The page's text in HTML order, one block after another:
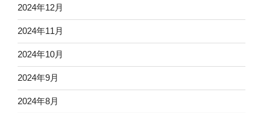
2024年12月
2024年11月
2024年10月
2024年9月
2024年8月